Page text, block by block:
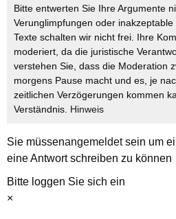
Bitte entwerten Sie Ihre Argumente
Verunglimpfungen oder
Texte schalten wir nicht frei. Ihre
moderiert, da die juristische
verstehen Sie, dass die Moderation
morgens Pause macht und es, je
zeitlichen Verzögerungen kommen
Verständnis. Hinweis
Sie müssenangemeldetsein um
eine Antwort schreiben zu können
Bitte loggen Sie sich ein
×